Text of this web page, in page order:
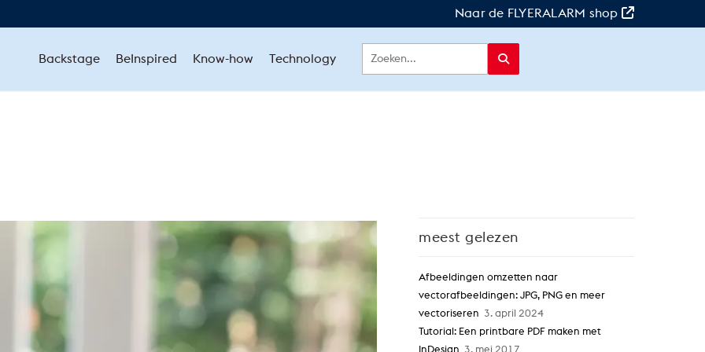
Naar de FLYERALARM shop
Backstage BeInspired Know-how Technology
meest gelezen
Afbeeldingen omzetten naar
vectorafbeeldingen: JPG, PNG en meer
vectoriseren
3. april 2024
Tutorial: Een printbare PDF maken met